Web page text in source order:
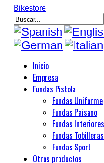
Bikestore
Inicio
Empresa
Fundas Pistola
Fundas Uniforme
Fundas Paisano
Fundas Interiores
Fundas Tobilleras
Fundas Sport
Otros productos